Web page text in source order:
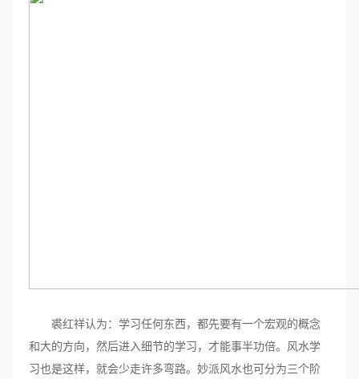
裘红祥认为：学习任何东西，都先要有一个宏观的概念
和大的方向，然后进入细节的学习，才能事半功倍。风水学
习也是这样，就会少走许多弯路。妙派风水也可分为三个阶